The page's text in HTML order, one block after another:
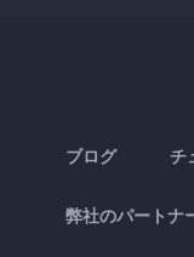
ブログ チ
弊社のパートナ